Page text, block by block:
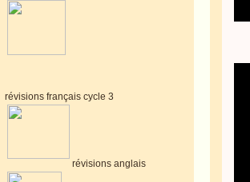
révisions français cycle 3
révisions anglais